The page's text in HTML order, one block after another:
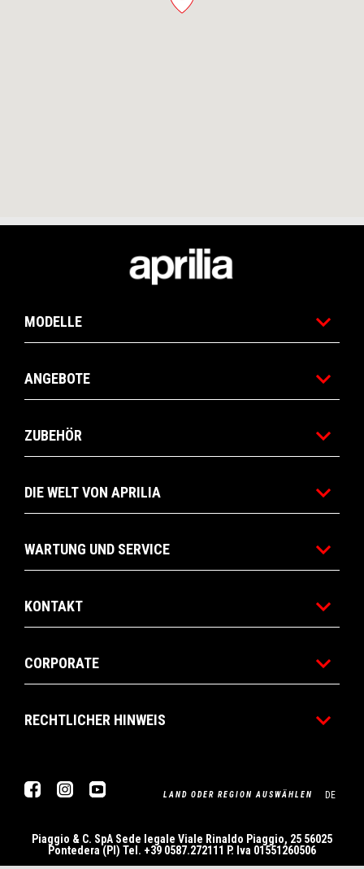
MODELLE
ANGEBOTE
ZUBEHÖR
DIE WELT VON APRILIA
WARTUNG UND SERVICE
KONTAKT
CORPORATE
RECHTLICHER HINWEIS
FacebookInstagram LAND ODER REGION AUSWÄHLEN DE
Piaggio & C. SpA Sede legale Viale Rinaldo Piaggio, 25 56025
Pontedera (PI) Tel. +39 0587.272111 P. Iva 01551260506